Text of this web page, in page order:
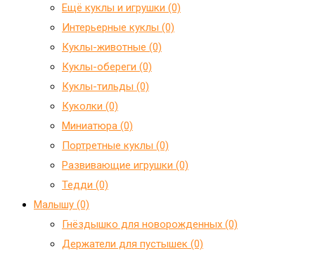
Ещё куклы и игрушки (0)
Интерьерные куклы (0)
Куклы-животные (0)
Куклы-обереги (0)
Куклы-тильды (0)
Куколки (0)
Миниатюра (0)
Портретные куклы (0)
Развивающие игрушки (0)
Тедди (0)
Малышу (0)
Гнёздышко для новорожденных (0)
Держатели для пустышек (0)